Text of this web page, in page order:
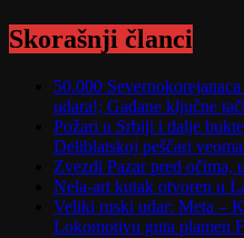
Skorašnji članci
50.000
udara!; Gađane ključne
Požari u Srbiji i dalje
Deliblatskoj peščari
Zvezdi Pazar pred
Nela-art kutak otvoren u
Veliki ruski udar: Meta –
Lokomotivu guta plamen